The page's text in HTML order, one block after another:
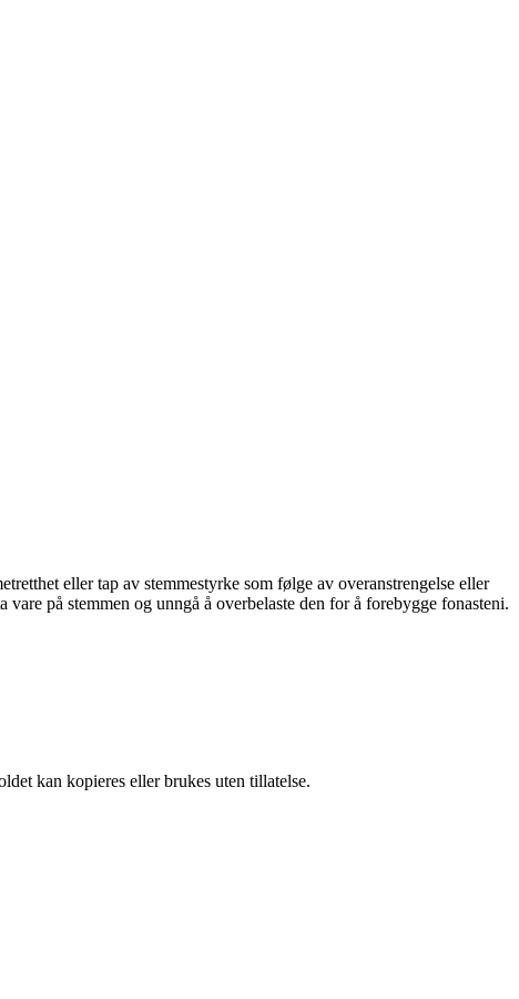
eller tap av stemmestyrke som følge av overanstrengelse eller
på stemmen og unngå å overbelaste den for å forebygge fonasteni.
kan kopieres eller brukes uten tillatelse.